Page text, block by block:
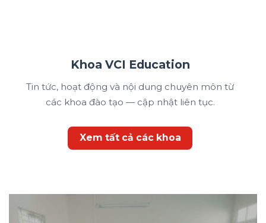
Khoa VCI Education
Tin tức, hoạt động và nội dung chuyên môn từ
các khoa đào tạo — cập nhật liên tục.
Xem tất cả các khoa